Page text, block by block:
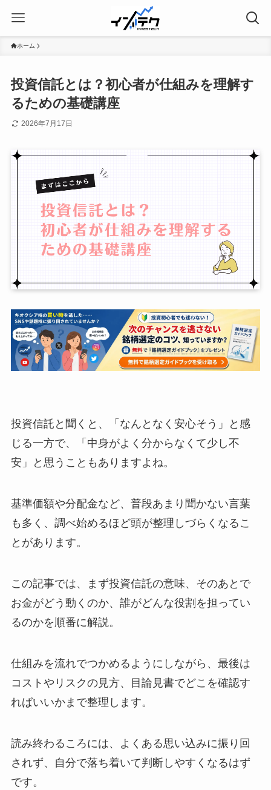
ホーム
投資信託とは？初心者が仕組みを理解す
るための基礎講座
2026年7月17日
投資信託と聞くと、「なんとなく安心そう」と感
じる一方で、「中身がよく分からなくて少し不
安」と思うこともありますよね。
基準価額や分配金など、普段あまり聞かない言葉
も多く、調べ始めるほど頭が整理しづらくなるこ
とがあります。
この記事では、まず投資信託の意味、そのあとで
お金がどう動くのか、誰がどんな役割を担ってい
るのかを順番に解説。
仕組みを流れでつかめるようにしながら、最後は
コストやリスクの見方、目論見書でどこを確認す
ればいいかまで整理します。
読み終わるころには、よくある思い込みに振り回
されず、自分で落ち着いて判断しやすくなるはず
です。